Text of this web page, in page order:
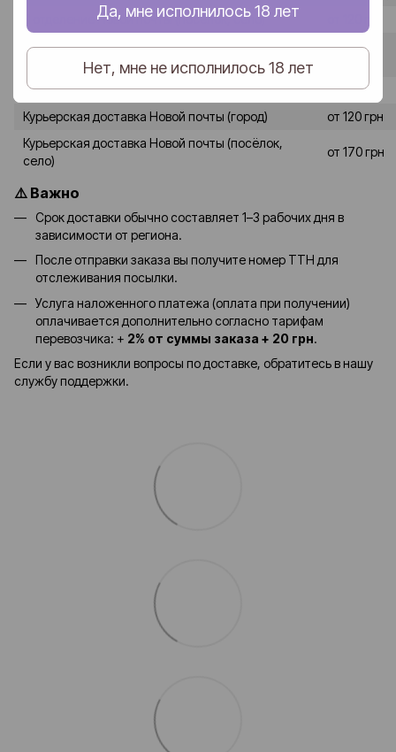
Да, мне исполнилось 18 лет
Нет, мне не исполнилось 18 лет
В отделение Новой почты (посёлок, село)
В почтомат Новой почты (город)
от 90-100
В почтомат Новой почты (посёлок, село)
от 130 грн
Курьерская доставка Новой почты (город)
от 120 грн
Курьерская доставка Новой почты (посёлок,
село)
от 170 грн
⚠️ Важно
Срок доставки обычно составляет 1–3 рабочих дня в
зависимости от региона.
После отправки заказа вы получите номер ТТН для
отслеживания посылки.
Услуга наложенного платежа (оплата при получении)
оплачивается дополнительно согласно тарифам
перевозчика: + 2% от суммы заказа + 20 грн.
Если у вас возникли вопросы по доставке, обратитесь в нашу
службу поддержки.